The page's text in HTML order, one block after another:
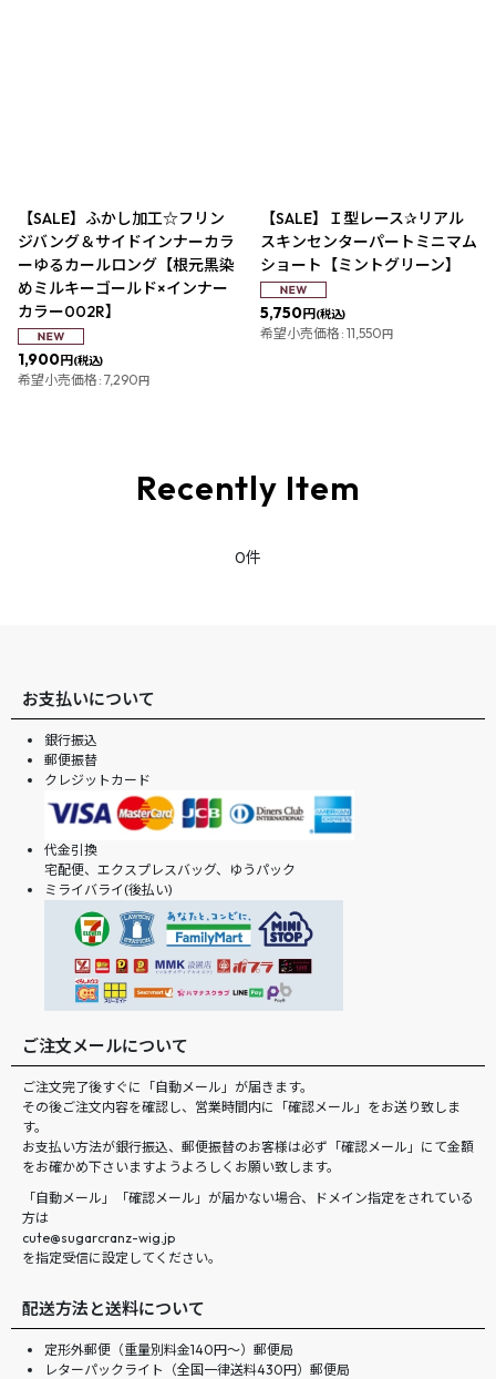
【SALE】ふかし加工☆フリン
ジバング＆サイドインナーカラ
ーゆるカールロング【根元黒染
めミルキーゴールド×インナー
カラー002R】
1,900円(税込)
希望小売価格 : 7,290 円
【SALE】Ｉ型レース✰リアル
スキンセンターパートミニマム
ショート【ミントグリーン】
5,750円(税込)
希望小売価格 : 11,550 円
Recently Item
0件
お支払いについて
銀行振込
郵便振替
クレジットカード
代金引換
宅配便、エクスプレスバッグ、ゆうパック
ミライバライ(後払い)
ご注文メールについて
ご注文完了後すぐに「自動メール」が届きます。
その後ご注文内容を確認し、営業時間内に「確認メール」をお送り致しま
す。
お支払い方法が銀行振込、郵便振替のお客様は必ず「確認メール」にて金額
をお確かめ下さいますようよろしくお願い致します。
「自動メール」「確認メール」が届かない場合、ドメイン指定をされている
方は
cute@sugarcranz-wig.jp
を指定受信に設定してください。
配送方法と送料について
定形外郵便（重量別料金140円〜）郵便局
レターパックライト（全国一律送料430円）郵便局